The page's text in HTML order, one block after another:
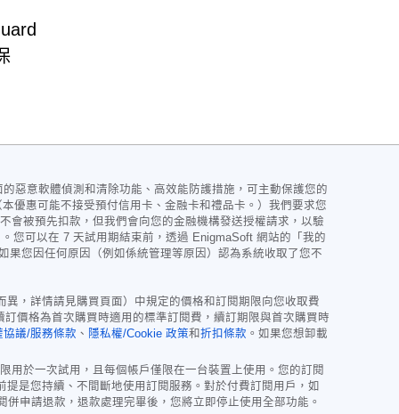
惡意軟體偵測和清除功能、高效能防護措施，可主動保護您的
優惠可能不接受預付信用卡、金融卡和禮品卡。）我們要求您
會被預先扣款，但我們會向您的金融機構發送授權請求，以驗
您可以在 7 天試用期結束前，透過 EnigmaSoft 網站的「我的
您因任何原因（例如係統管理等原因）認為系統收取了您不
，詳情請見購買頁面）中規定的價格和訂閱期限向您收取費
訂價格為首次購買時適用的標準訂閱費，續訂期限與首次購買時
協議/服務條款 、 隱私權/Cookie 政策和折扣條款 。如果您想卸載
用於一次試用，且每個帳戶僅限在一台裝置上使用。您的訂閱
是您持續、不間斷地使用訂閱服務。對於付費訂閱用戶，如
申請退款，退款處理完畢後，您將立即停止使用全部功能。